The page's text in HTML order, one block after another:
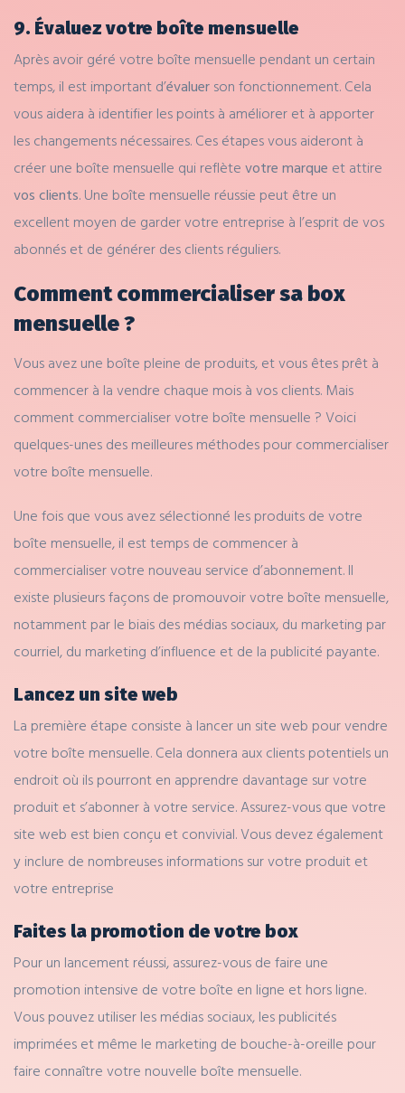
9. Évaluez votre boîte mensuelle
Après avoir géré votre boîte mensuelle pendant un certain
temps, il est important d’évaluer son fonctionnement. Cela
vous aidera à identifier les points à améliorer et à apporter
les changements nécessaires. Ces étapes vous aideront à
créer une boîte mensuelle qui reflète votre marque et attire
vos clients. Une boîte mensuelle réussie peut être un
excellent moyen de garder votre entreprise à l’esprit de vos
abonnés et de générer des clients réguliers.
Comment commercialiser sa box
mensuelle ?
Vous avez une boîte pleine de produits, et vous êtes prêt à
commencer à la vendre chaque mois à vos clients. Mais
comment commercialiser votre boîte mensuelle ? Voici
quelques-unes des meilleures méthodes pour commercialiser
votre boîte mensuelle.
Une fois que vous avez sélectionné les produits de votre
boîte mensuelle, il est temps de commencer à
commercialiser votre nouveau service d’abonnement. Il
existe plusieurs façons de promouvoir votre boîte mensuelle,
notamment par le biais des médias sociaux, du marketing par
courriel, du marketing d’influence et de la publicité payante.
Lancez un site web
La première étape consiste à lancer un site web pour vendre
votre boîte mensuelle. Cela donnera aux clients potentiels un
endroit où ils pourront en apprendre davantage sur votre
produit et s’abonner à votre service. Assurez-vous que votre
site web est bien conçu et convivial. Vous devez également
y inclure de nombreuses informations sur votre produit et
votre entreprise
Faites la promotion de votre box
Pour un lancement réussi, assurez-vous de faire une
promotion intensive de votre boîte en ligne et hors ligne.
Vous pouvez utiliser les médias sociaux, les publicités
imprimées et même le marketing de bouche-à-oreille pour
faire connaître votre nouvelle boîte mensuelle.